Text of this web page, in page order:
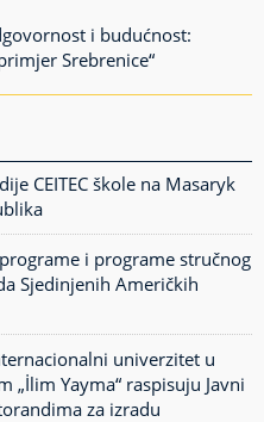
i budućnost:
Srebrenice“
CEITEC škole na Masaryk
i programe stručnog
Sjedinjenih Američkih
univerzitet u
„İlim Yayma“ raspisuju Javni
za izradu